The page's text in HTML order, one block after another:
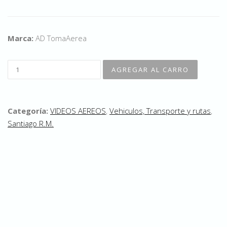
Marca: AD TomaAerea
Categoría: VIDEOS AEREOS, Vehiculos, Transporte y rutas,
Santiago R.M.